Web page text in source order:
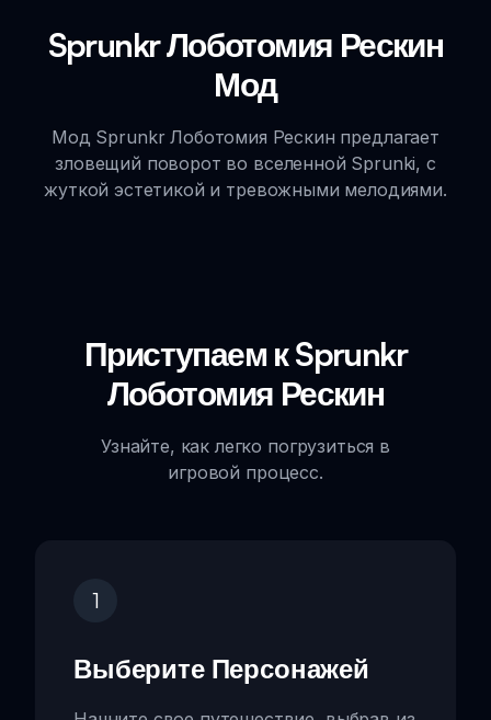
Sprunkr Лоботомия Рескин
Мод
Мод Sprunkr Лоботомия Рескин предлагает
зловещий поворот во вселенной Sprunki, с
жуткой эстетикой и тревожными мелодиями.
Приступаем к Sprunkr
Лоботомия Рескин
Узнайте, как легко погрузиться в
игровой процесс.
1
Выберите Персонажей